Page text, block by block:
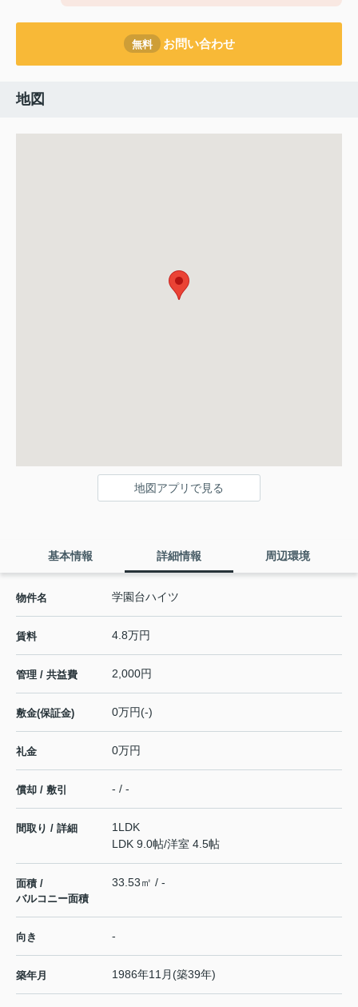
無料 お問い合わせ
地図
地図アプリで見る
基本情報 詳細情報 周辺環境
物件名 学園台ハイツ
賃料 4.8万円
管理 / 共益費 2,000円
敷金(保証金) 0万円(-)
礼金 0万円
償却 / 敷引 - / -
間取り / 詳細
1LDK
LDK 9.0帖/洋室 4.5帖
面積 /
バルコニー面積
33.53㎡ / -
向き -
築年月 1986年11月(築39年)